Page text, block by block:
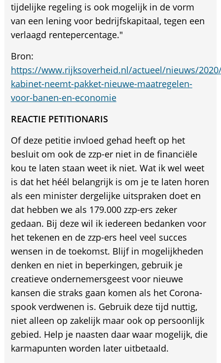
tijdelijke regeling is ook mogelijk in de vorm
van een lening voor bedrijfskapitaal, tegen een
verlaagd rentepercentage."
Bron:
https://www.rijksoverheid.nl/actueel/nieuws/
kabinet-neemt-pakket-nieuwe-maatregelen-
voor-banen-en-economie
REACTIE PETITIONARIS
Of deze petitie invloed gehad heeft op het
besluit om ook de zzp-er niet in de financiële
kou te laten staan weet ik niet. Wat ik wel weet
is dat het héél belangrijk is om je te laten horen
als een minister dergelijke uitspraken doet en
dat hebben we als 179.000 zzp-ers zeker
gedaan. Bij deze wil ik iedereen bedanken voor
het tekenen en de zzp-ers heel veel succes
wensen in de toekomst. Blijf in mogelijkheden
denken en niet in beperkingen, gebruik je
creatieve ondernemersgeest voor nieuwe
kansen die straks gaan komen als het Corona-
spook verdwenen is. Gebruik deze tijd nuttig,
niet alleen op zakelijk maar ook op persoonlijk
gebied. Help je naasten daar waar mogelijk, die
karmapunten worden later uitbetaald.